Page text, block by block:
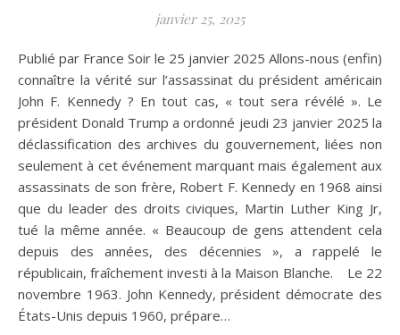
janvier 25, 2025
Publié par France Soir le 25 janvier 2025 Allons-nous (enfin)
connaître la vérité sur l’assassinat du président américain
John F. Kennedy ? En tout cas, « tout sera révélé ». Le
président Donald Trump a ordonné jeudi 23 janvier 2025 la
déclassification des archives du gouvernement, liées non
seulement à cet événement marquant mais également aux
assassinats de son frère, Robert F. Kennedy en 1968 ainsi
que du leader des droits civiques, Martin Luther King Jr,
tué la même année. « Beaucoup de gens attendent cela
depuis des années, des décennies », a rappelé le
républicain, fraîchement investi à la Maison Blanche. Le 22
novembre 1963. John Kennedy, président démocrate des
États-Unis depuis 1960, prépare…